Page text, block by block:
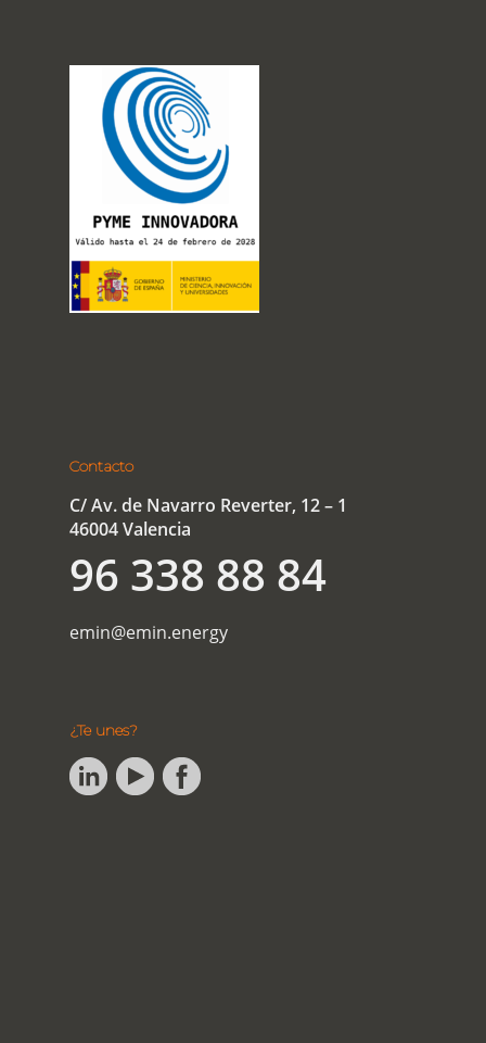
Contacto
C/ Av. de Navarro Reverter, 12 – 1
46004 Valencia
96 338 88 84
emin@emin.energy
¿Te unes?